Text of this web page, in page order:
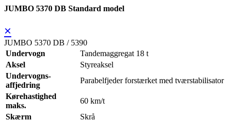
JUMBO 5370 DB Standard model
×
JUMBO 5370 DB / 5390
Undervogn
Tandemaggregat 18 t
Aksel
Styreaksel
Undervogns-
affjedring
Parabelfjeder forstærket med tværstabilisator
Kørehastighed
maks.
60 km/t
Skærm
Skrå